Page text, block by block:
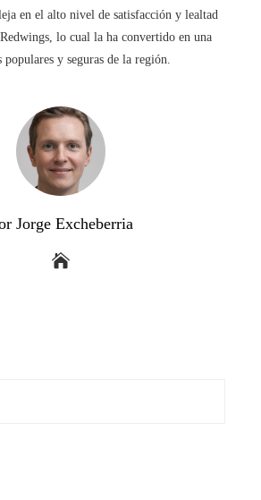
en el alto nivel de satisfacción y lealtad
lo cual la ha convertido en una
populares y seguras de la región.
Jorge Excheberria